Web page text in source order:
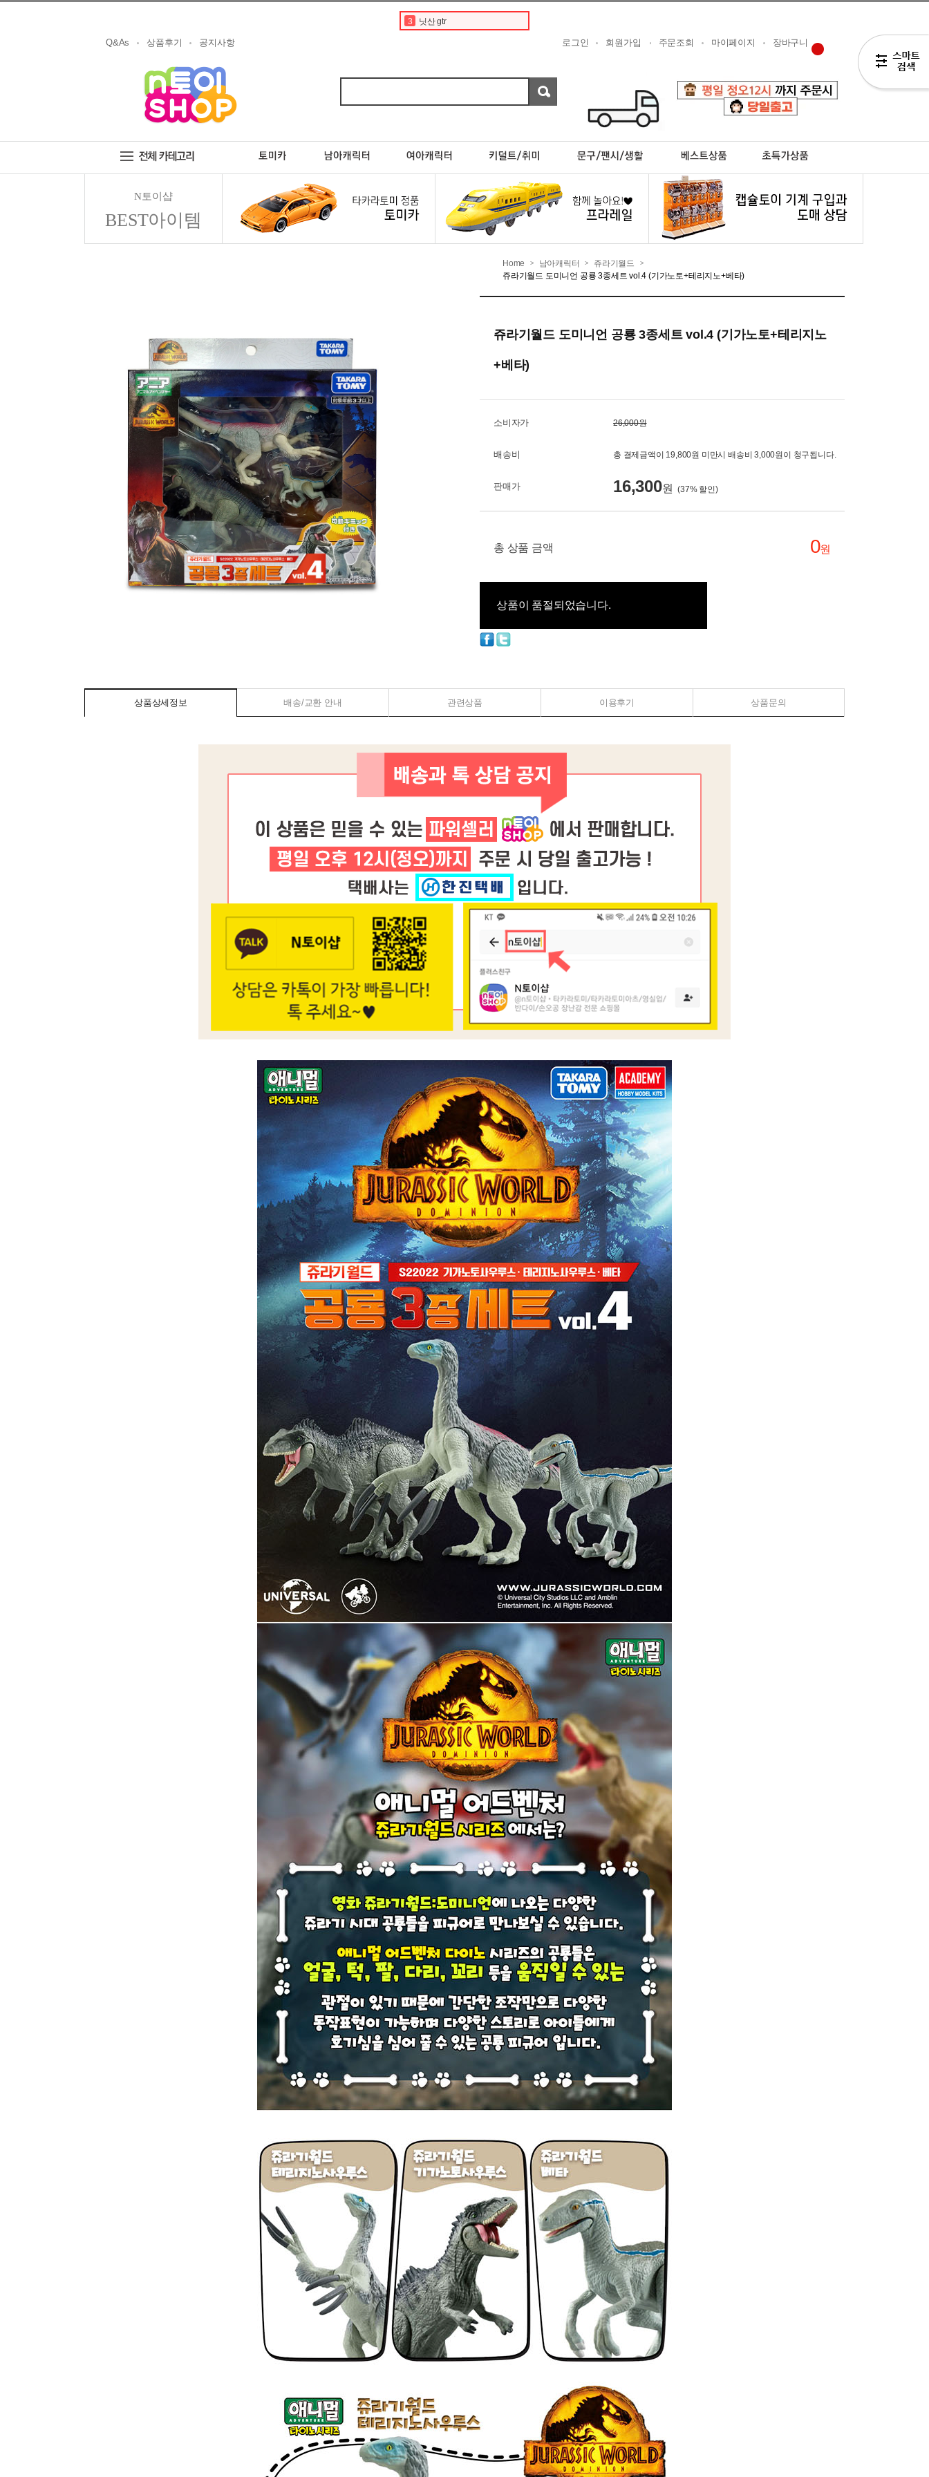
3 닛산 gtr
6 디즈니 카 토미카
9 포켓몬카드
10 타미야
2
Q&As 상품후기 공지사항 로그인 회원가입 주문조회 마이페이지 장바구니
N토이샵
BEST아이템
Home > 남아캐릭터 > 쥬라기월드 >
쥬라기월드 도미니언 공룡 3종세트 vol.4 (기가노토+테리지노+베타)
쥬라기월드 도미니언 공룡 3종세트 vol.4 (기가노토+테리지노
+베타)
소비자가 26,000원
배송비 총 결제금액이 19,800원 미만시 배송비 3,000원이 청구됩니다.
판매가 16,300원 (37% 할인)
총 상품 금액 0원
상품이 품절되었습니다.
상품상세정보 배송/교환 안내 관련상품 이용후기 상품문의